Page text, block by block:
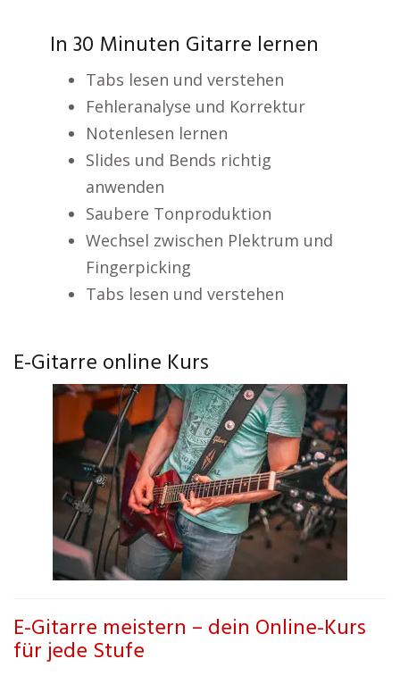
In 30 Minuten Gitarre lernen
Tabs lesen und verstehen
Fehleranalyse und Korrektur
Notenlesen lernen
Slides und Bends richtig
anwenden
Saubere Tonproduktion
Wechsel zwischen Plektrum und
Fingerpicking
Tabs lesen und verstehen
E-Gitarre online Kurs
E-Gitarre meistern – dein Online-Kurs
für jede Stufe